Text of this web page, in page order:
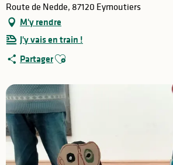
Route de Nedde, 87120 Eymoutiers
M'y rendre
J'y vais en train !
PartagerAjouter aux favoris